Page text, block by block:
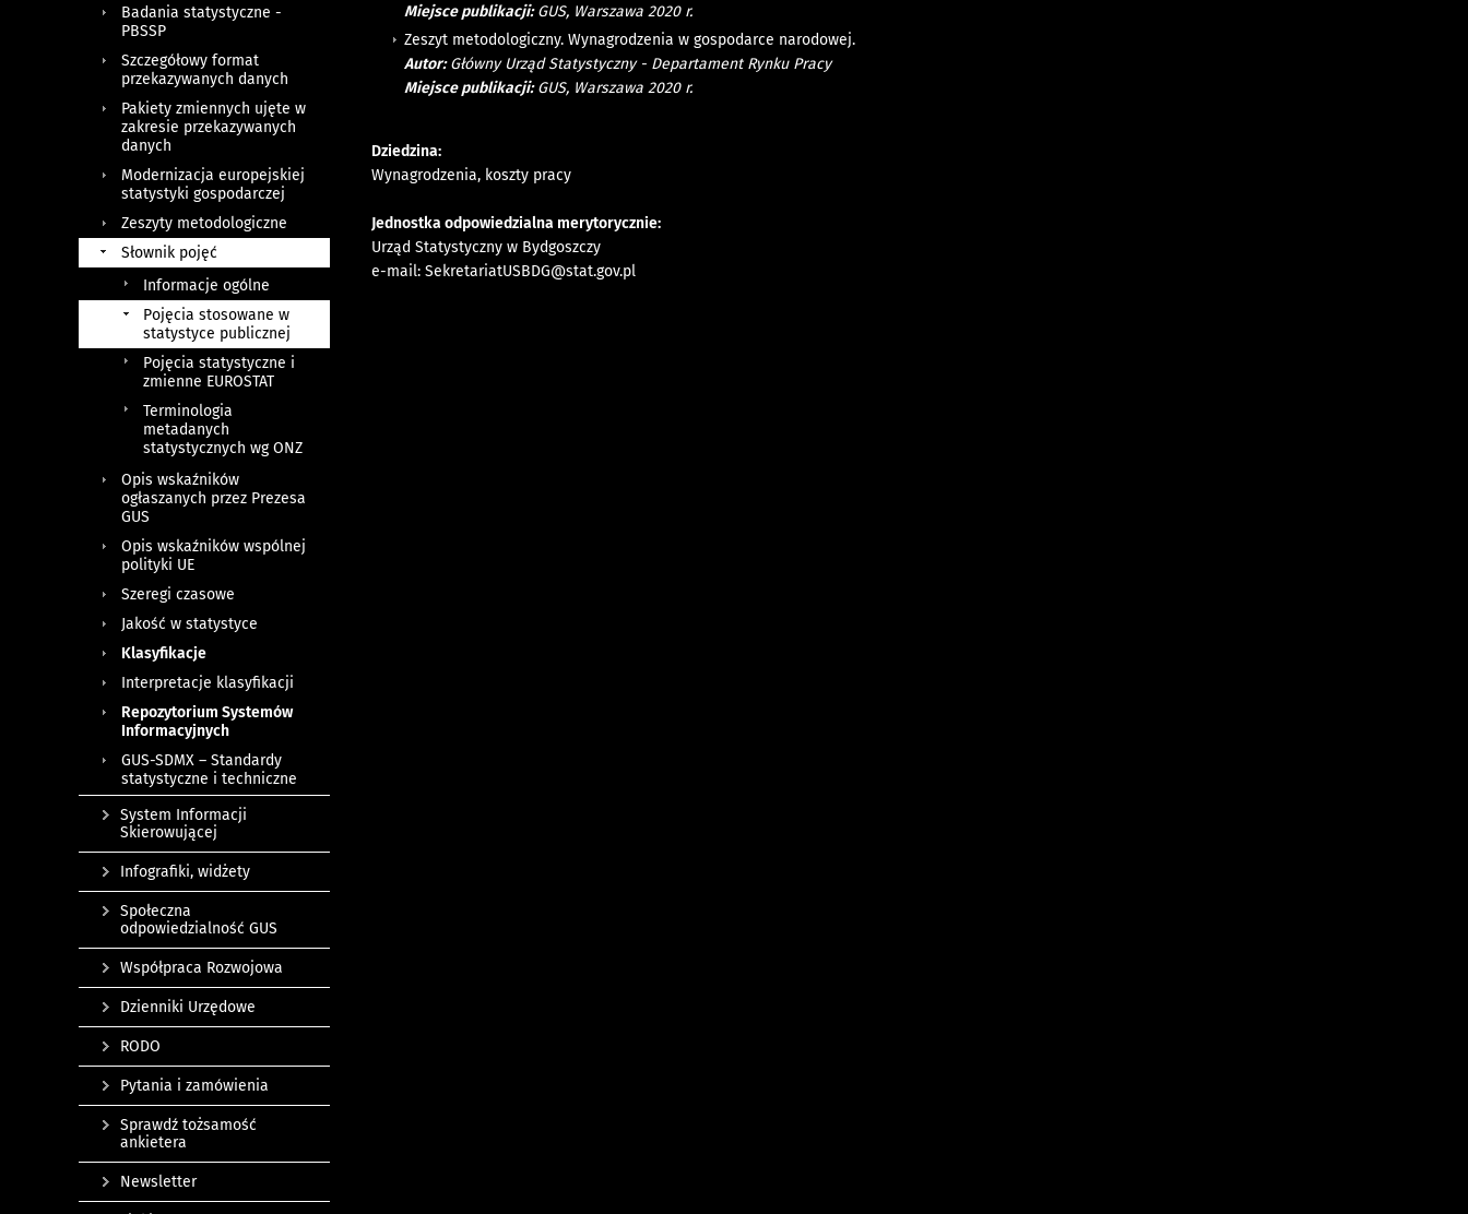
Miejsce publikacji:GUS, Warszawa 2020 r.
Zeszyt metodologiczny. Wynagrodzenia w gospodarce narodowej.
Autor:Główny Urząd Statystyczny - Departament Rynku Pracy
Miejsce publikacji:GUS, Warszawa 2020 r.
Dziedzina:
Wynagrodzenia, koszty pracy
Jednostka odpowiedzialna merytorycznie:
Urząd Statystyczny w Bydgoszczy
e-mail:SekretariatUSBDG@stat.gov.pl
Badania statystyczne -
PBSSP
Szczegółowy format
przekazywanych danych
Pakiety zmiennych ujęte w
zakresie przekazywanych
danych
Modernizacja europejskiej
statystyki gospodarczej
Zeszyty metodologiczne
Słownik pojęć
Informacje ogólne
Pojęcia stosowane w
statystyce publicznej
Pojęcia statystyczne i
zmienne EUROSTAT
Terminologia
metadanych
statystycznych wg ONZ
Opis wskaźników
ogłaszanych przez Prezesa
GUS
Opis wskaźników wspólnej
polityki UE
Szeregi czasowe
Jakość w statystyce
Klasyfikacje
Interpretacje klasyfikacji
Repozytorium Systemów
Informacyjnych
GUS-SDMX – Standardy
statystyczne i techniczne
System Informacji
Skierowującej
Infografiki, widżety
Społeczna
odpowiedzialność GUS
Współpraca Rozwojowa
Dzienniki Urzędowe
RODO
Pytania i zamówienia
Sprawdź tożsamość
ankietera
Newsletter